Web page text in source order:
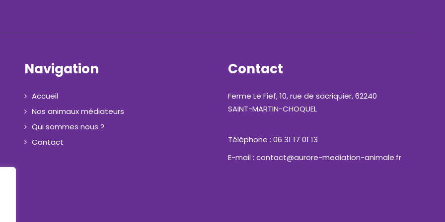
Navigation
Accueil
Nos animaux médiateurs
Qui sommes nous ?
Contact
Contact
Ferme Le Fief, 10, rue de sacriquier, 62240
SAINT-MARTIN-CHOQUEL
Téléphone : 06 31 17 01 13
E-mail : contact@aurore-mediation-animale.fr